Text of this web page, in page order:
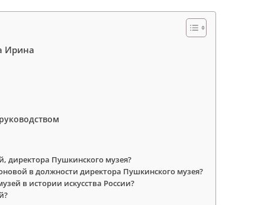
Ирина
директора Пушкинского музея?
в должности директора Пушкинского музея?
в истории искусства России?